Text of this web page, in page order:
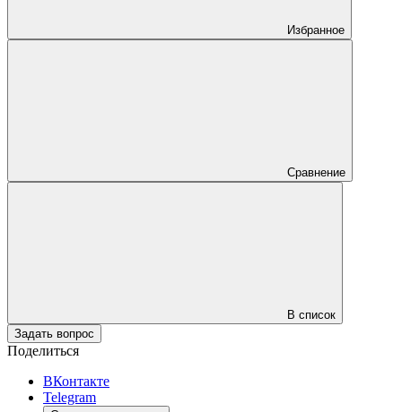
Избранное
Сравнение
В список
Задать вопрос
Поделиться
ВКонтакте
Telegram